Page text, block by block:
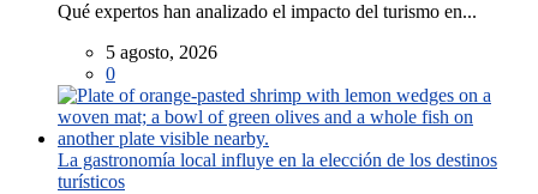
Qué expertos han analizado el impacto del turismo en...
5 agosto, 2026
0
La gastronomía local influye en la elección de los destinos
turísticos